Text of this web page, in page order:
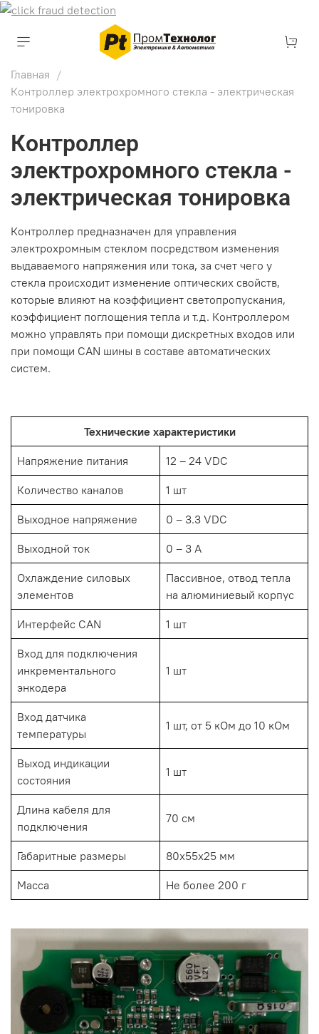
Главная
Контроллер электрохромного стекла - электрическая
тонировка
Контроллер
электрохромного стекла -
электрическая тонировка
Контроллер предназначен для управления
электрохромным стеклом посредством изменения
выдаваемого напряжения или тока, за счет чего у
стекла происходит изменение оптических свойств,
которые влияют на коэффициент светопропускания,
коэффициент поглощения тепла и т.д. Контроллером
можно управлять при помощи дискретных входов или
при помощи CAN шины в составе автоматических
систем.
Технические характеристики
Напряжение питания 12 – 24 VDC
Количество каналов 1 шт
Выходное напряжение 0 – 3.3 VDC
Выходной ток 0 – 3 A
Охлаждение силовых
элементов
Пассивное, отвод тепла
на алюминиевый корпус
Интерфейс CAN 1 шт
Вход для подключения
инкрементального
энкодера
1 шт
Вход датчика
температуры
1 шт, от 5 кОм до 10 кОм
Выход индикации
состояния
1 шт
Длина кабеля для
подключения
70 см
Габаритные размеры 80x55x25 мм
Масса Не более 200 г